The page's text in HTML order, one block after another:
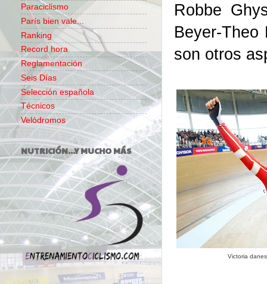
Robbe
Beyer-Theo
son otros
Victoria
Paraciclismo
París bien vale...
Ranking
Record hora
Reglamentación
Seis Días
Selección española
Técnicos
Velódromos
NUTRICIÓN...Y MUCHO MÁS